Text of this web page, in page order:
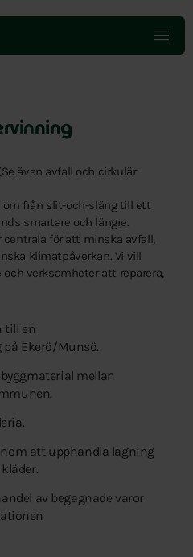
även avfall och cirkulär
från slit-och-släng till ett
smartare och längre.
för att minska avfall,
klimatpåverkan. Vi vill
verksamheter att reparera,
till en
Ekerö/Munsö.
mellan
att upphandla lagning
av begagnade varor